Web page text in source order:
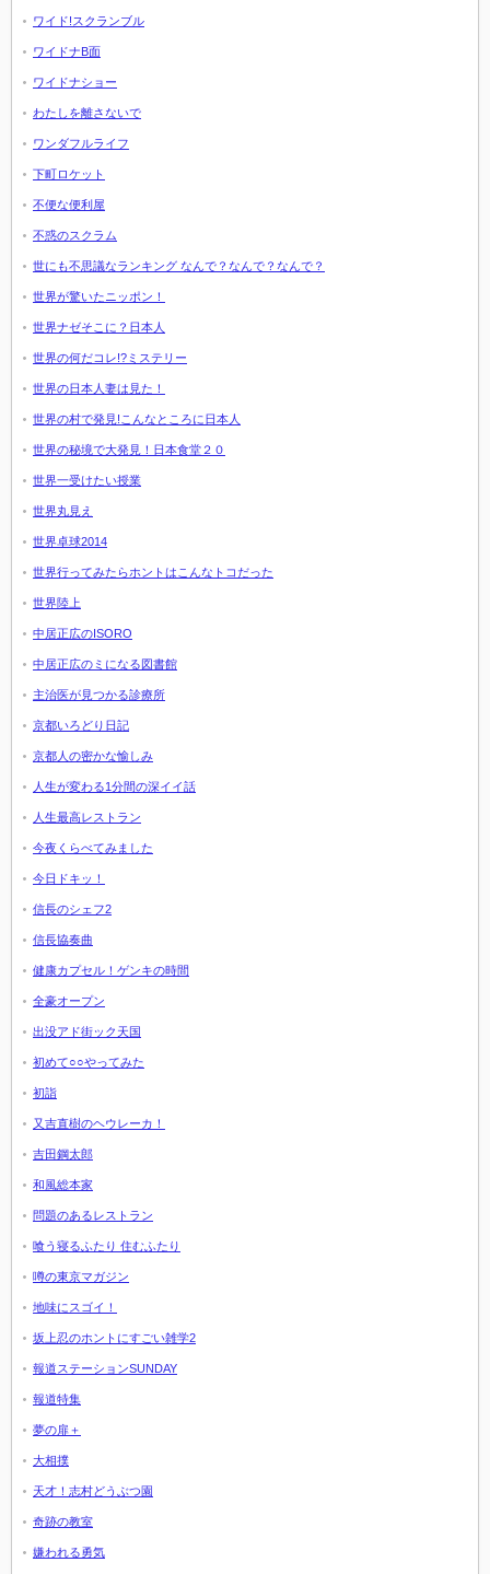
ワイド!スクランブル
ワイドナB面
ワイドナショー
わたしを離さないで
ワンダフルライフ
下町ロケット
不便な便利屋
不惑のスクラム
世にも不思議なランキング なんで？なんで？なんで？
世界が驚いたニッポン！
世界ナゼそこに？日本人
世界の何だコレ!?ミステリー
世界の日本人妻は見た！
世界の村で発見!こんなところに日本人
世界の秘境で大発見！日本食堂２０
世界一受けたい授業
世界丸見え
世界卓球2014
世界行ってみたらホントはこんなトコだった
世界陸上
中居正広のISORO
中居正広のミになる図書館
主治医が見つかる診療所
京都いろどり日記
京都人の密かな愉しみ
人生が変わる1分間の深イイ話
人生最高レストラン
今夜くらべてみました
今日ドキッ！
信長のシェフ2
信長協奏曲
健康カプセル！ゲンキの時間
全豪オープン
出没アド街ック天国
初めて○○やってみた
初詣
又吉直樹のヘウレーカ！
吉田鋼太郎
和風総本家
問題のあるレストラン
喰う寝るふたり 住むふたり
噂の東京マガジン
地味にスゴイ！
坂上忍のホントにすごい雑学2
報道ステーションSUNDAY
報道特集
夢の扉＋
大相撲
天才！志村どうぶつ園
奇跡の教室
嫌われる勇気